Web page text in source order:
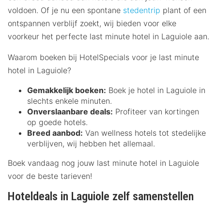
voldoen. Of je nu een spontane stedentrip plant of een
ontspannen verblijf zoekt, wij bieden voor elke
voorkeur het perfecte last minute hotel in Laguiole aan.
Waarom boeken bij HotelSpecials voor je last minute
hotel in Laguiole?
Gemakkelijk boeken: Boek je hotel in Laguiole in
slechts enkele minuten.
Onverslaanbare deals: Profiteer van kortingen
op goede hotels.
Breed aanbod: Van wellness hotels tot stedelijke
verblijven, wij hebben het allemaal.
Boek vandaag nog jouw last minute hotel in Laguiole
voor de beste tarieven!
Hoteldeals in Laguiole zelf samenstellen